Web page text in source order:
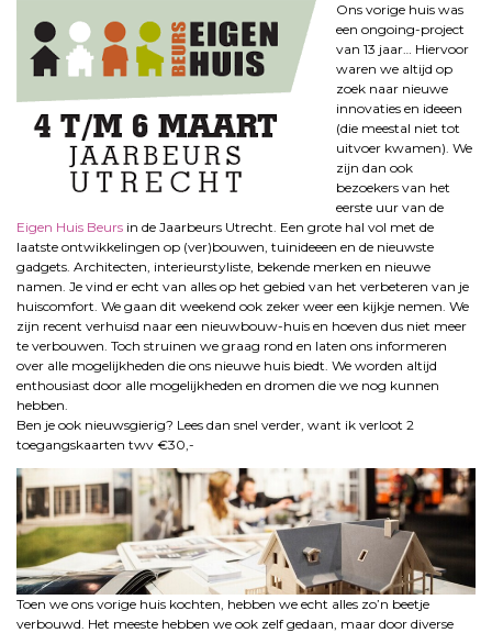
Ons vorige huis was
een ongoing-project
van 13 jaar… Hiervoor
waren we altijd op
zoek naar nieuwe
innovaties en ideeen
(die meestal niet tot
uitvoer kwamen). We
zijn dan ook
bezoekers van het
eerste uur van de
Eigen Huis Beurs in de Jaarbeurs Utrecht. Een grote hal vol met de
laatste ontwikkelingen op (ver)bouwen, tuinideeen en de nieuwste
gadgets. Architecten, interieurstyliste, bekende merken en nieuwe
namen. Je vind er echt van alles op het gebied van het verbeteren van je
huiscomfort. We gaan dit weekend ook zeker weer een kijkje nemen. We
zijn recent verhuisd naar een nieuwbouw-huis en hoeven dus niet meer
te verbouwen. Toch struinen we graag rond en laten ons informeren
over alle mogelijkheden die ons nieuwe huis biedt. We worden altijd
enthousiast door alle mogelijkheden en dromen die we nog kunnen
hebben.
Ben je ook nieuwsgierig? Lees dan snel verder, want ik verloot 2
toegangskaarten twv €30,-
Toen we ons vorige huis kochten, hebben we echt alles zo’n beetje
verbouwd. Het meeste hebben we ook zelf gedaan, maar door diverse